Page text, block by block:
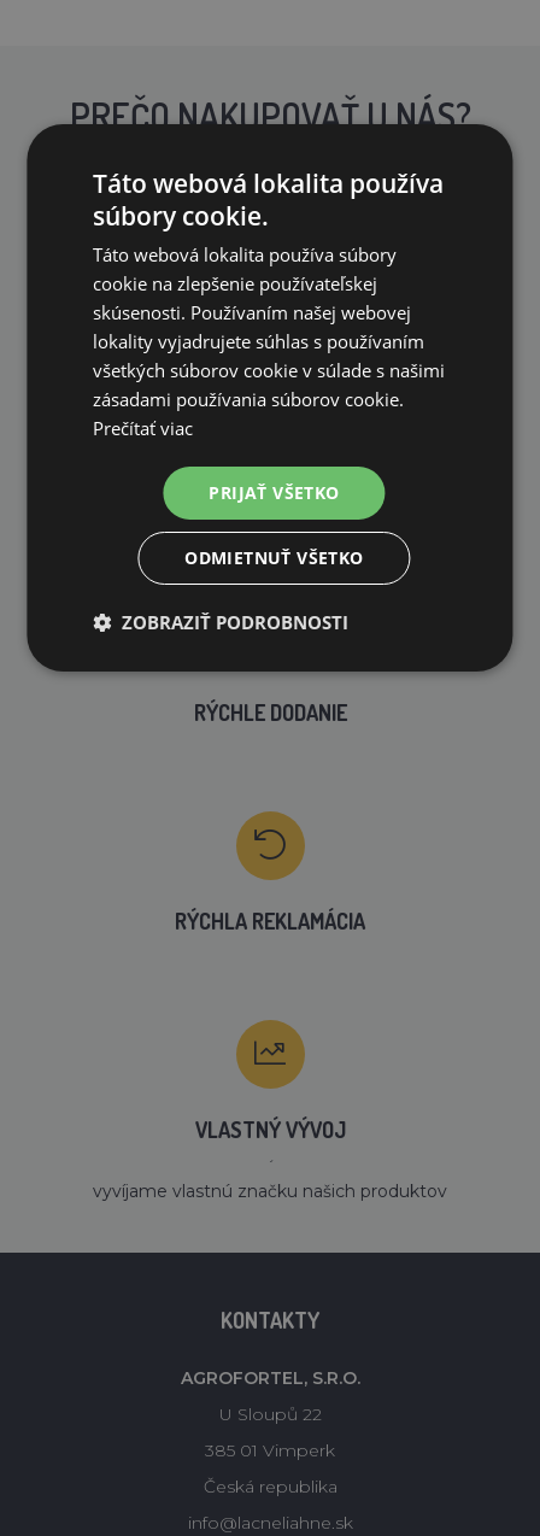
PREČO NAKUPOVAŤ U NÁS?
DOPRAVA ZDARMA
na všetky objednávky od 200€ vrátane DPH.
VLASTNÝ SKLAD
99 % produktov držíme priamo skladom
RÝCHLE DODANIE
RÝCHLA REKLAMÁCIA
VLASTNÝ VÝVOJ
´
vyvíjame vlastnú značku našich produktov
KONTAKTY
AGROFORTEL, S.R.O.
U Sloupů 22
385 01 Vimperk
Česká republika
info@lacneliahne.sk
Táto webová lokalita používa
súbory cookie.
Táto webová lokalita používa súbory
cookie na zlepšenie používateľskej
skúsenosti. Používaním našej webovej
lokality vyjadrujete súhlas s používaním
všetkých súborov cookie v súlade s našimi
zásadami používania súborov cookie.
Prečítať viac
PRIJAŤ VŠETKO
ODMIETNUŤ VŠETKO
ZOBRAZIŤ PODROBNOSTI